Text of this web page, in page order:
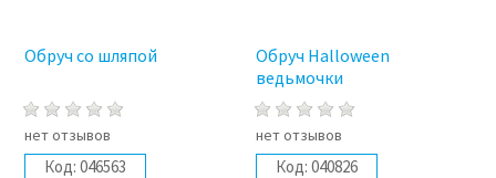
Обруч со шляпой
нет отзывов
Код: 046563
Обруч Halloween
ведьмочки
нет отзывов
Код: 040826